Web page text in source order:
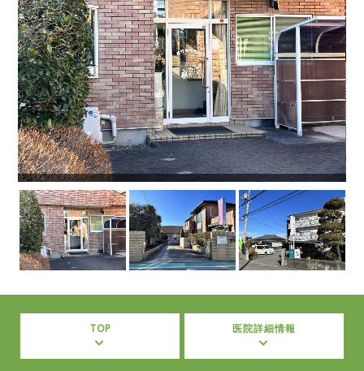
TOP 医院詳細情報